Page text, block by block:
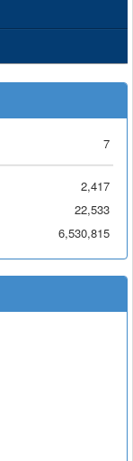
7
2,417
22,533
6,530,815